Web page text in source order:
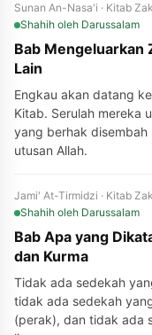
Sunan An-Nasa'i · Kitab
Shahih oleh Darussalam
Bab Mengeluarkan
Lain
Engkau akan datang
Kitab. Serulah mereka
yang berhak disembah
utusan Allah.
Jami' At-Tirmidzi · Kitab
Shahih oleh Darussalam
Bab Apa yang
dan Kurma
Tidak ada sedekah
tidak ada sedekah
(perak), dan tidak ada